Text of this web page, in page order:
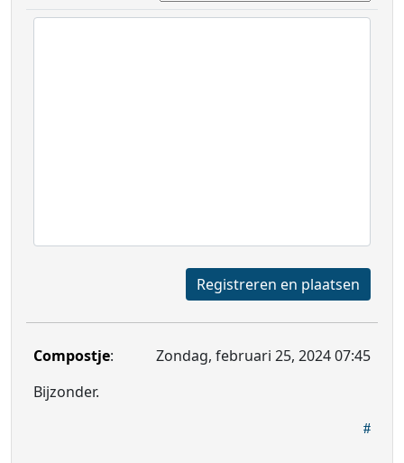
Registreren en plaatsen
Compostje:
Zondag, februari 25, 2024 07:45
Bijzonder.